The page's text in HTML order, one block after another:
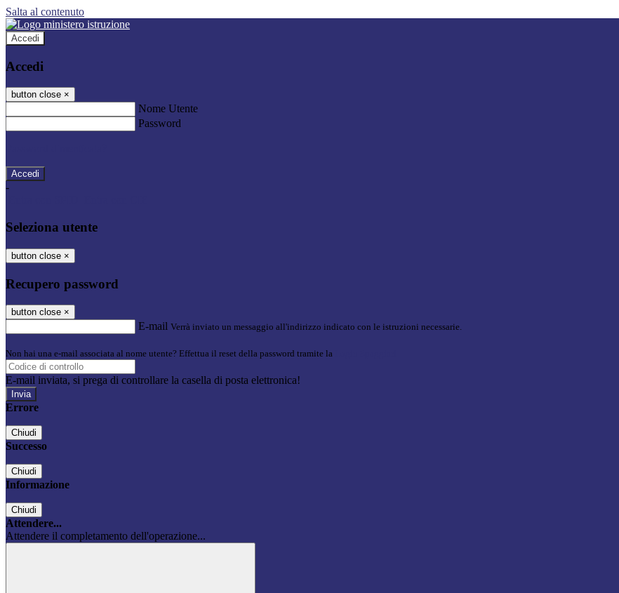
Salta al contenuto
Accedi
Accedi
button close ×
Nome Utente
Password
-
Seleziona utente
button close ×
Recupero password
button close ×
E-mail Verrà inviato un messaggio all'indirizzo indicato con le istruzioni necessarie.
Non hai una e-mail associata al nome utente? Effettua il reset della password tramite la
E-mail inviata, si prega di controllare la casella di posta elettronica!
Errore
Chiudi
Successo
Chiudi
Informazione
Chiudi
Attendere...
Attendere il completamento dell'operazione...